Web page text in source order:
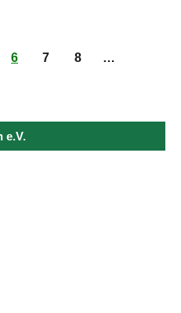
6 7 8 …
e.V.